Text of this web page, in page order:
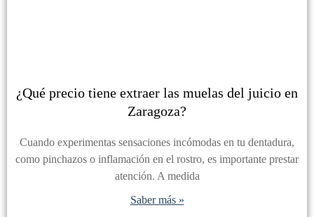
¿Qué precio tiene extraer las muelas del juicio en
Zaragoza?
Cuando experimentas sensaciones incómodas en tu dentadura,
como pinchazos o inflamación en el rostro, es importante prestar
atención. A medida
Saber más »